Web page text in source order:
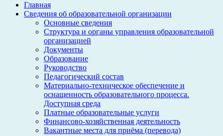
Главная
Сведения об образовательной организации
Основные сведения
Структура и органы управления образовательной
организацией
Документы
Образование
Руководство
Педагогический состав
Материально-техническое обеспечение и
оснащенность образовательного процесса.
Доступная среда
Платные образовательные услуги
Финансово-хозяйственная деятельность
Вакантные места для приёма (перевода)